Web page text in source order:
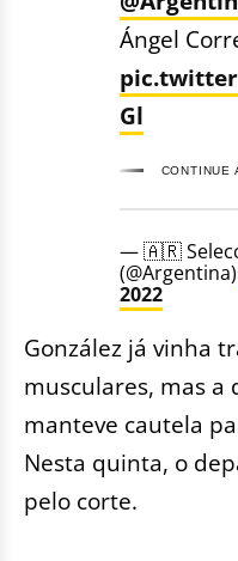
Ángel
Gl
CONTINUE
— 🇦🇷
(@Argentina)
2022
González já vinha
musculares, mas a
manteve cautela
Nesta quinta, o
pelo corte.